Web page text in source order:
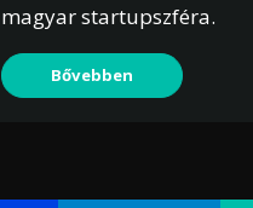
magyar startupszféra.
Bővebben